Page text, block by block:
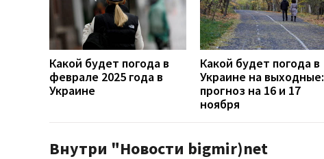
Какой будет погода в
феврале 2025 года в
Украине
Какой будет погода в
Украине на выходные:
прогноз на 16 и 17
ноября
Внутри "Новости bigmir)net